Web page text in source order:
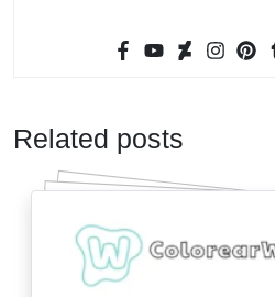
Related posts